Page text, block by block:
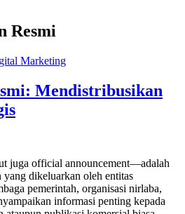
Resmi
Marketing
Mendistribusikan
juga official announcement—adalah
yang dikeluarkan oleh entitas
pemerintah, organisasi nirlaba,
informasi penting kepada